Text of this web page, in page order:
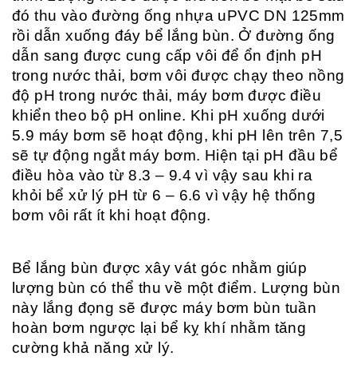
đó thu vào đường ống nhựa uPVC DN 125mm
rồi dẫn xuống đáy bể lắng bùn. Ở đường ống
dẫn sang được cung cấp vôi để ổn định pH
trong nước thải, bơm vôi được chạy theo nồng
độ pH trong nước thải, máy bơm được điều
khiển theo bộ pH online. Khi pH xuống dưới
5.9 máy bơm sẽ hoạt động, khi pH lên trên 7,5
sẽ tự động ngắt máy bơm. Hiện tại pH đầu bể
điều hòa vào từ 8.3 – 9.4 vì vậy sau khi ra
khỏi bể xử lý pH từ 6 – 6.6 vì vậy hệ thống
bơm vôi rất ít khi hoạt động.
Bể lắng bùn được xây vát góc nhằm giúp
lượng bùn có thể thu về một điểm. Lượng bùn
này lắng đọng sẽ được máy bơm bùn tuần
hoàn bơm ngược lại bể kỵ khí nhằm tăng
cường khả năng xử lý.